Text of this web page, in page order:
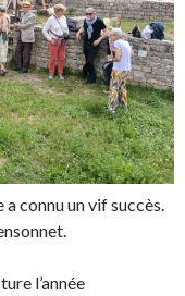
connu un vif succès.
l’année